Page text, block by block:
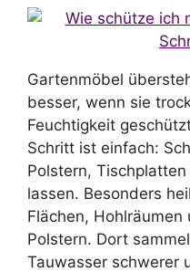
Gartenmöbel
besser, wenn sie
Feuchtigkeit
Schritt ist einfach:
Polstern,
lassen. Besonders
Flächen,
Polstern. Dort
Tauwasser schwerer